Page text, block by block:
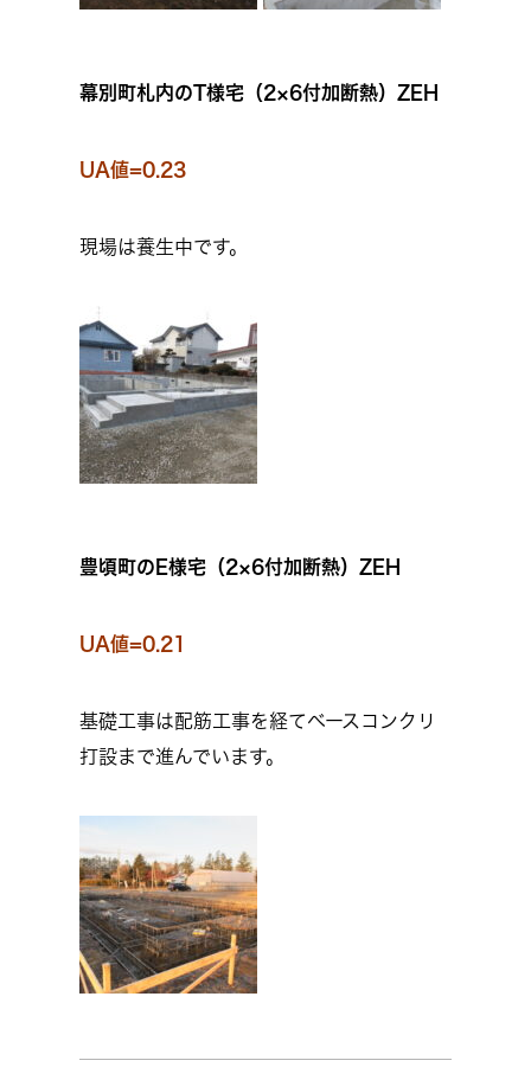
幕別町札内のT様宅（2×6付加断熱）ZEH
UA値=0.23
現場は養生中です。
豊頃町のE様宅（2×6付加断熱）ZEH
UA値=0.21
基礎工事は配筋工事を経てベースコンクリ
打設まで進んでいます。